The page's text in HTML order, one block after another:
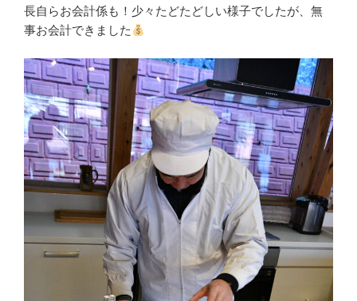
長自らお会計係も！少々たどたどしい様子でしたが、無
事お会計できました